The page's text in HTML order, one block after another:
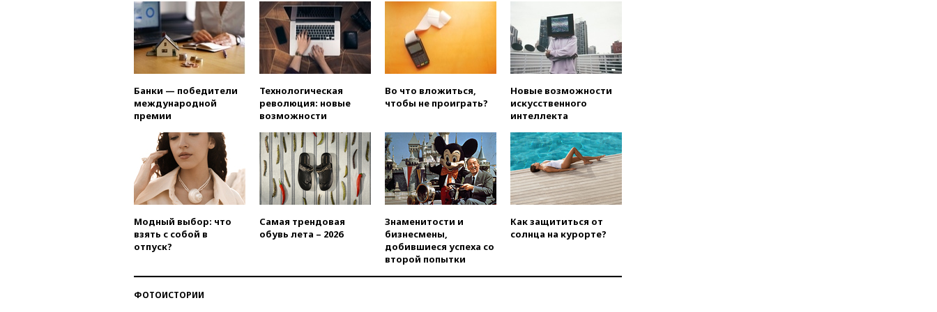
сгорел под Киевом
вчера, 18:35 Джаред Лето
лишился роли в фильме
Барри Левинсона на фоне
вчера, 18:28Выборы ректора
ГИТИСа перенесены на «после
вчера, 18:15Путин указал на
нехватку врачей в
Белгородской области
вчера, 17:58ЕС отменил
временную защиту для
военнообязанных украинцев
вчера, 17:45 Шуваев сообщил
об учащении атак ВСУ на
Банки — победители
международной
премии
Технологическая
революция: новые
возможности
Во что вложиться,
чтобы не проиграть?
Новые возможности
искусственного
интеллекта
Модный выбор: что
взять с собой в
отпуск?
Самая трендовая
обувь лета – 2026
Знаменитости и
бизнесмены,
добившиеся успеха со
второй попытки
Как защититься от
солнца на курорте?
ФОТОИСТОРИИ